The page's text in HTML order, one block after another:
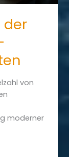
der
von
moderner